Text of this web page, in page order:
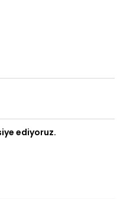
ediyoruz.